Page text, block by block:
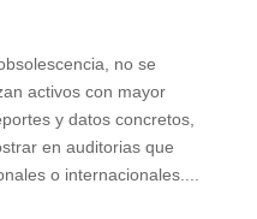
no se
activos con mayor
y datos concretos,
en auditorias que
o internacionales....